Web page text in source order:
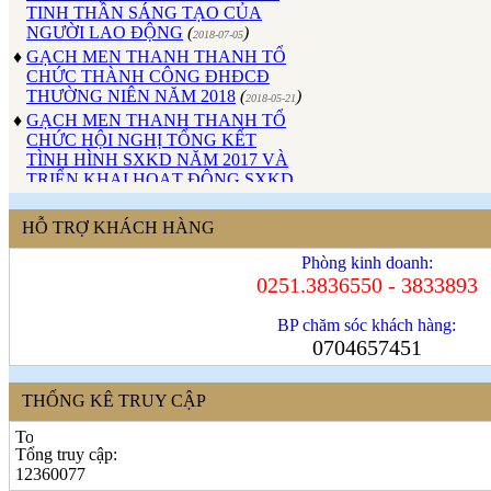
NGƯỜI LAO ĐỘNG (2018-07-05 )
GẠCH MEN THANH THANH TỔ
CHỨC THÀNH CÔNG ĐHĐCĐ
THƯỜNG NIÊN NĂM 2018 (2018-05-21
GẠCH MEN THANH THANH TỔ
CHỨC HỘI NGHỊ TỔNG KẾT
TÌNH HÌNH SXKD NĂM 2017 VÀ
TRIỂN KHAI HOẠT ĐỘNG SXKD
NĂM 2018 (2018-01-17)
MEN THANH THANH TỔ CHỨC
THÀNH CÔNG ĐẠI HỘI NHIỆM
GẠCH MEN THANH THANH TỔ
♦ GẠCH MEN THANH THANH TỔ
CHỨC THÀNH CÔNG HỘI NGHỊ
ĐẠI BIỂU NGƯỜI LAO ĐỘNG
NĂM 2017 (
)
♦ Sử dụng vật liệu thân thiện với môi
trường và an toàn cho người sử
HỖ TRỢ KHÁCH HÀNG
Phòng kinh doanh:
0251.3836550 - 3833893
BP chăm sóc khách hàng:
0704657451
THỐNG KÊ TRUY CẬP
Tổng truy cập:
12360077